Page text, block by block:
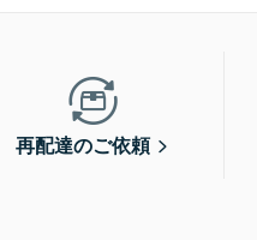
再配達のご依頼